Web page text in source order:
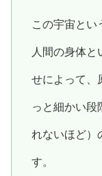
この宇宙とい
人間の身体
せによって、
っと細かい段
れないほど）
す。